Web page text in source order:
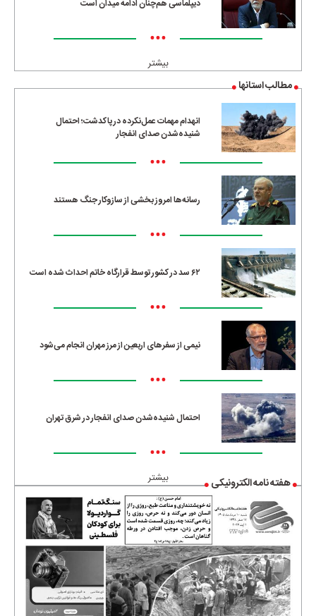
دیپلماسی هم‌چنان ادامه میدان است
•••
بیشتر
مطالب استانها
انهدام مهمات عمل‌نکرده در پاکدشت؛ احتمال
شنیده‌شدن صدای انفجار
•••
رسانه‌ها امروز بخشی از سازوکار جنگ هستند
•••
۶۲ سد در کشور توسط قرارگاه خاتم احداث شده است
•••
نیمی از سفرهای اربعین از مرز مهران انجام می‌شود
•••
احتمال شنیده‌شدن صدای انفجار در شرق تهران
•••
بیشتر هفته نامه الکترونیکی